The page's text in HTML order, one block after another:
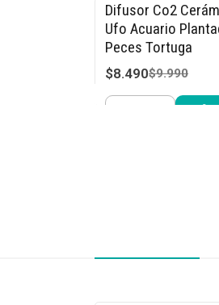
-15% OFF
Difusor Co2
Ufo Acuario
Peces Tortuga
$8.490$9.990